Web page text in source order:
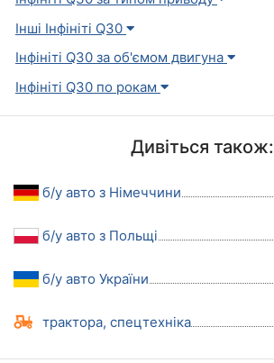
Інші Інфініті Q30
Інфініті Q30 за об'ємом двигуна
Інфініті Q30 по рокам
Дивіться також:
б/у авто з Німеччини
б/у авто з Польщі
б/у авто України
трактора, спецтехніка